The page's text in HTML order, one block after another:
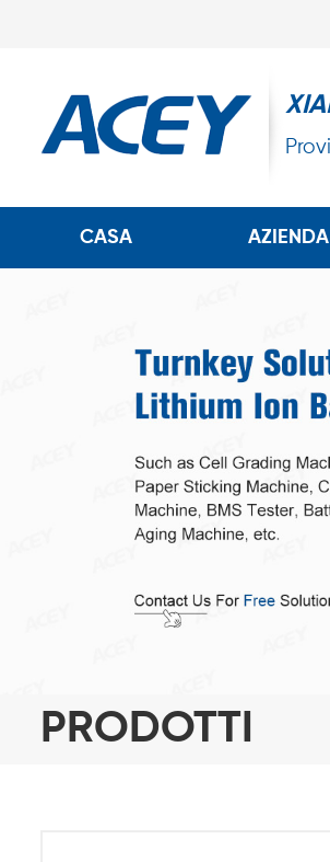
CASA AZIENDA
PRODOTTI